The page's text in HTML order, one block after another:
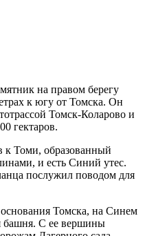
на правом берегу
к югу от Томска. Он
Томск-Коларово и
гектаров.
к Томи, образованный
и есть Синий утес.
послужил поводом для
основания Томска, на Синем
башня. С ее вершины